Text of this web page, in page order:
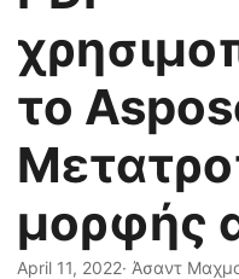
γ
η
σ
η
το
μορφής
April 11, 2022· Άσαντ